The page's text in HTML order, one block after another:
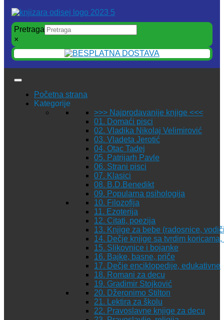
Pretraga
×
Početna strana
Kategorije
>>> Najprodavanije knjige <<<
01. Domaći pisci
02. Vladika Nikolaj Velimirović
03. Vladeta Jerotić
04. Otac Tadej
05. Patrijarh Pavle
06. Strani pisci
07. Klasici
08. B.D.Benedikt
09. Popularna psihologija
10. Filozofija
11. Ezoterija
12. Citati, poezija
13. Knjige za bebe (radosnice,
14. Dečje knjige sa tvrdim
15. Slikovnice i bojanke
16. Bajke, basne, priče
17. Dečje enciklopedije, edukativne
18. Romani za decu
19. Gradimir Stojković
20. Džeronimo Stilton
21. Lektira za školu
22. Pravoslavne knjige za decu